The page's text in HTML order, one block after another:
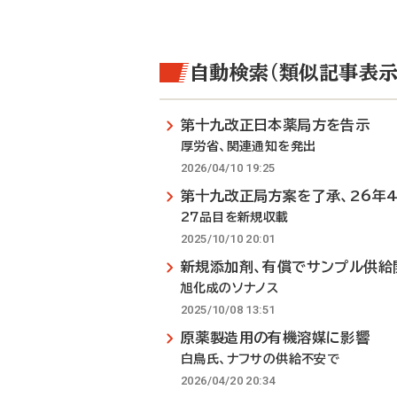
自動検索（類似記事表示
第十九改正日本薬局方を告示
厚労省、関連通知を発出
2026/04/10 19:25
第十九改正局方案を了承、26年
27品目を新規収載
2025/10/10 20:01
新規添加剤、有償でサンプル供給
旭化成のソナノス
2025/10/08 13:51
原薬製造用の有機溶媒に影響
白鳥氏、ナフサの供給不安で
2026/04/20 20:34